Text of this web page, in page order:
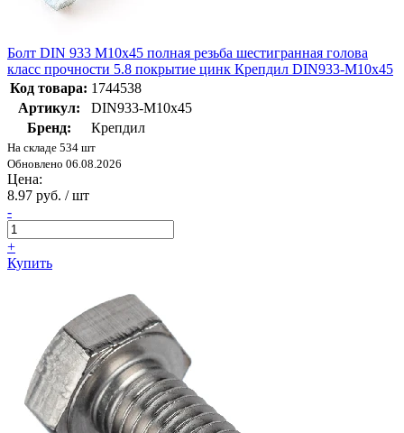
Болт DIN 933 М10х45 полная резьба шестигранная голова
класс прочности 5.8 покрытие цинк Крепдил DIN933-M10x45
Код товара: 1744538
Артикул:
DIN933-M10x45
Бренд:
Крепдил
На складе 534 шт
Обновлено 06.08.2026
Цена:
8.97 руб. / шт
-
+
Купить